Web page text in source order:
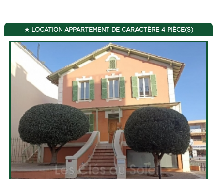
LOCATION APPARTEMENT DE CARACTÈRE 4 PIÈCE(S)